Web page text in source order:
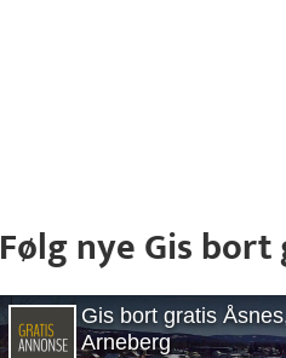
Følg nye Gis bort
Gis bort gratis
Arneberg